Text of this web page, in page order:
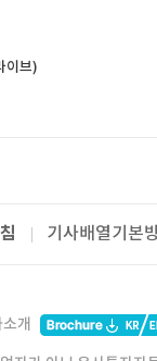
이브)
기사배열기본
제신문 한국경제
개